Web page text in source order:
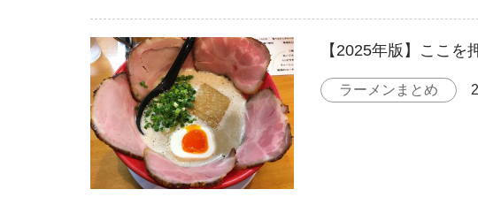
【2025年版】ここ
ラーメンまとめ